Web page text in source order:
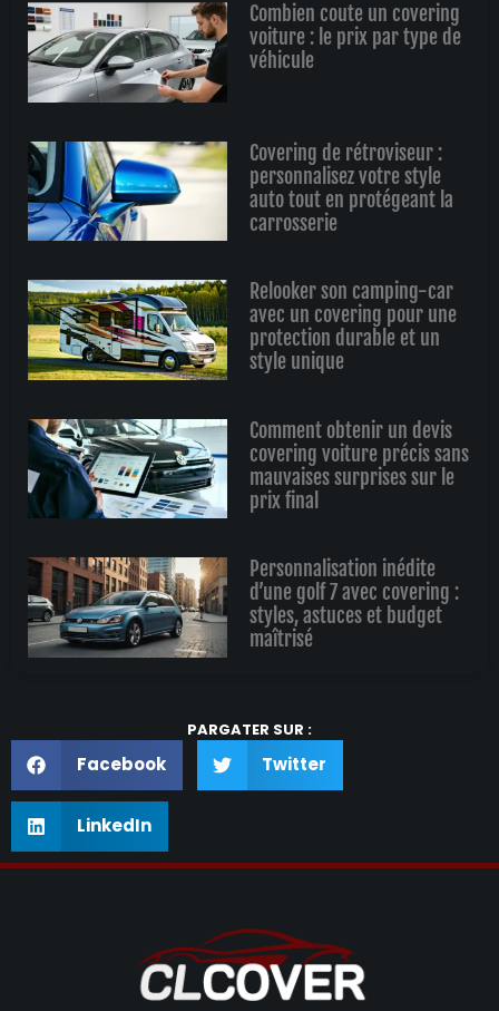
Combien coute un covering
voiture : le prix par type de
véhicule
Covering de rétroviseur :
personnalisez votre style
auto tout en protégeant la
carrosserie
Relooker son camping-car
avec un covering pour une
protection durable et un
style unique
Comment obtenir un devis
covering voiture précis sans
mauvaises surprises sur le
prix final
Personnalisation inédite
d’une golf 7 avec covering :
styles, astuces et budget
maîtrisé
PARGATER SUR :
Facebook Twitter
LinkedIn